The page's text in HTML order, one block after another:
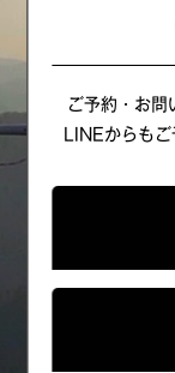
ご予約・お問
LINEからも